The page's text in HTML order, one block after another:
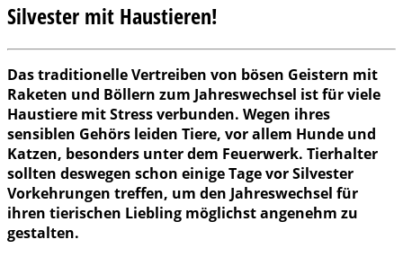
Silvester mit Haustieren!
Das traditionelle Vertreiben von bösen Geistern mit
Raketen und Böllern zum Jahreswechsel ist für viele
Haustiere mit Stress verbunden. Wegen ihres
sensiblen Gehörs leiden Tiere, vor allem Hunde und
Katzen, besonders unter dem Feuerwerk. Tierhalter
sollten deswegen schon einige Tage vor Silvester
Vorkehrungen treffen, um den Jahreswechsel für
ihren tierischen Liebling möglichst angenehm zu
gestalten.